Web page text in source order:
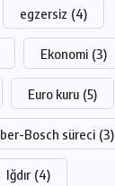
egzersiz (4)
Ekonomi (3)
Euro kuru (5)
Bosch süreci (3)
Iğdır (4)